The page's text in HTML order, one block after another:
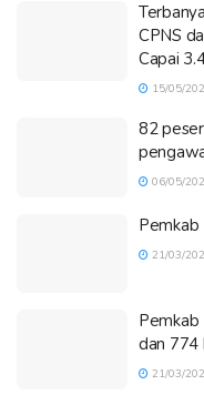
CPNS
Capai
15/05/
82
06/05/
21/03/
Pemkab
dan 774
21/03/